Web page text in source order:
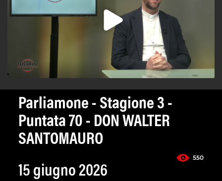
Parliamone - Stagione 3 -
Puntata 70 - DON WALTER
SANTOMAURO
550
15 giugno 2026